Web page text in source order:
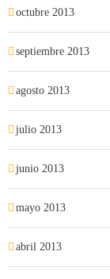
octubre 2013
septiembre 2013
agosto 2013
julio 2013
junio 2013
mayo 2013
abril 2013